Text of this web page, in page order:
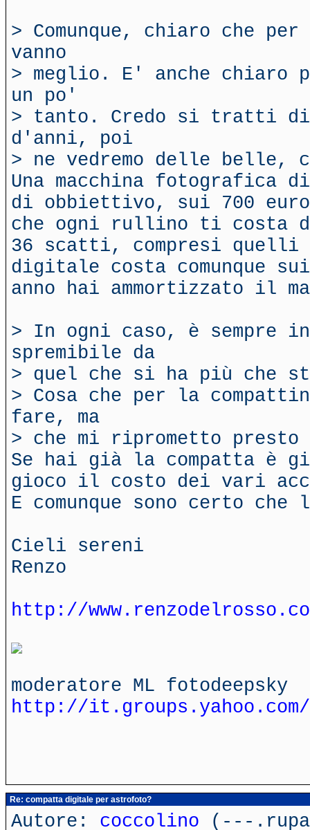
> Comunque, chiaro che
vanno
> meglio. E' anche chiaro
un po'
> tanto. Credo si tratti di
d'anni, poi
> ne vedremo delle
Una macchina fotografica
di obbiettivo, sui 700
che ogni rullino ti costa
36 scatti, compresi quelli
digitale costa comunque
anno hai ammortizzato il
> In ogni caso, è sempre
spremibile da
> quel che si ha più che
> Cosa che per la
fare, ma
> che mi riprometto
Se hai già la compatta è
gioco il costo dei vari
E comunque sono certo che
Cieli sereni
Renzo
http://
moderatore ML fotodeepsky
http://it.groups.yahoo.com/
Re: compatta digitale per astrofoto?
Autore: coccolino (---